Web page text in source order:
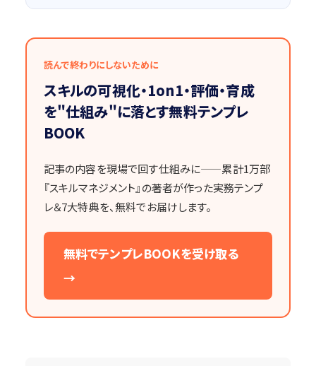
読んで終わりにしないために
スキルの可視化・1on1・評価・育成
を"仕組み"に落とす無料テンプレ
BOOK
記事の内容を現場で回す仕組みに——累計1万部
『スキルマネジメント』の著者が作った実務テンプ
レ＆7大特典を、無料でお届けします。
無料でテンプレBOOKを受け取る
→